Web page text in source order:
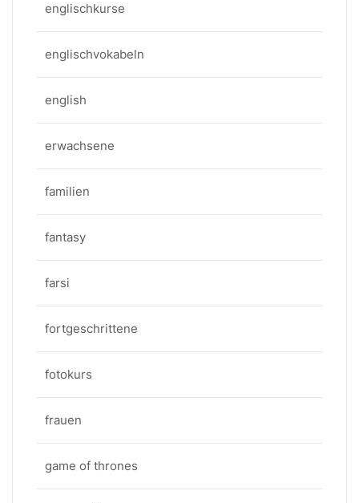
englischkurse
englischvokabeln
english
erwachsene
familien
fantasy
farsi
fortgeschrittene
fotokurs
frauen
game of thrones